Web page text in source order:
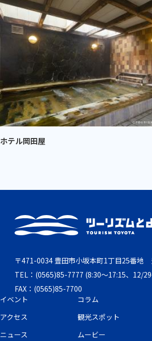
ホテル岡田屋
〒471-0034 豊田市小坂本町1丁目25番地
TEL：(0565)85-7777 (8:30～17:15、12/
FAX：(0565)85-7700
イベント
コラム
アクセス
観光スポット
ニュース
ムービー